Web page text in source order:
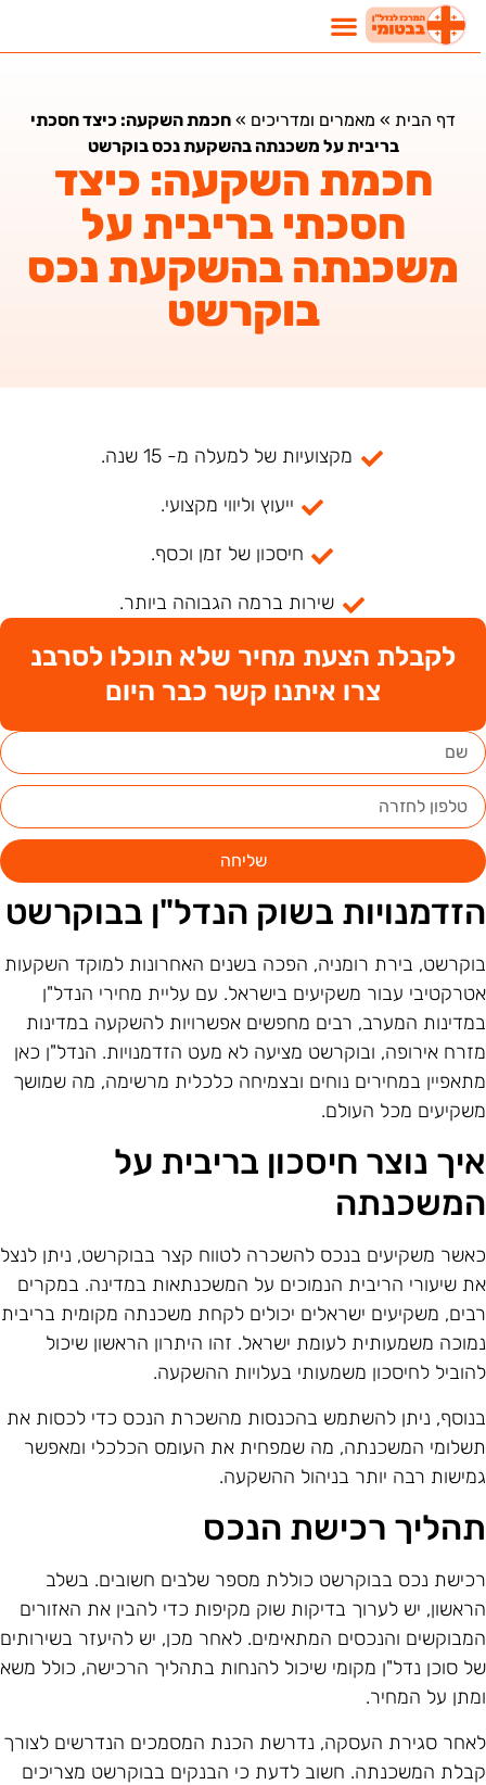
דף הבית»מאמרים ומדריכים»חכמת השקעה: כיצד חסכתי
בריבית על משכנתה בהשקעת נכס בוקרשט
חכמת השקעה: כיצד
חסכתי בריבית על
משכנתה בהשקעת נכס
בוקרשט
מקצועיות של למעלה מ- 15 שנה.
ייעוץ וליווי מקצועי.
חיסכון של זמן וכסף.
שירות ברמה הגבוהה ביותר.
לקבלת הצעת מחיר שלא תוכלו לסרבנ
צרו איתנו קשר כבר היום
שליחה
בשוק הנדל"ן בבוקרשט
בירת רומניה, הפכה בשנים האחרונות למוקד השקעות
עבור משקיעים בישראל. עם עליית מחירי הנדל"ן
המערב, רבים מחפשים אפשרויות להשקעה במדינות
אירופה, ובוקרשט מציעה לא מעט הזדמנויות. הנדל"ן כאן
במחירים נוחים ובצמיחה כלכלית מרשימה, מה שמושך
מכל העולם.
נוצר חיסכון בריבית על
משקיעים בנכס להשכרה לטווח קצר בבוקרשט, ניתן לנצל
שיעורי הריבית הנמוכים על המשכנתאות במדינה. במקרים
משקיעים ישראלים יכולים לקחת משכנתה מקומית בריבית
משמעותית לעומת ישראל. זהו היתרון הראשון שיכול
לחיסכון משמעותי בעלויות ההשקעה.
ניתן להשתמש בהכנסות מהשכרת הנכס כדי לכסות את
המשכנתה, מה שמפחית את העומס הכלכלי ומאפשר
רבה יותר בניהול ההשקעה.
רכישת הנכס
נכס בבוקרשט כוללת מספר שלבים חשובים. בשלב
יש לערוך בדיקות שוק מקיפות כדי להבין את האזורים
והנכסים המתאימים. לאחר מכן, יש להיעזר בשירותים
סוכן נדל"ן מקומי שיכול להנחות בתהליך הרכישה, כולל משא
על המחיר.
סגירת העסקה, נדרשת הכנת המסמכים הנדרשים לצורך
המשכנתה. חשוב לדעת כי הבנקים בבוקרשט מצריכים